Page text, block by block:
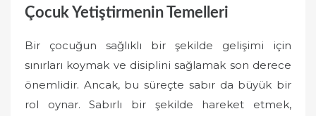
Çocuk Yetiştirmenin Temelleri
Bir çocuğun sağlıklı bir şekilde gelişimi için
sınırları koymak ve disiplini sağlamak son derece
önemlidir. Ancak, bu süreçte sabır da büyük bir
rol oynar. Sabırlı bir şekilde hareket etmek,